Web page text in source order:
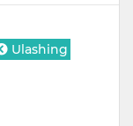
Ulashing